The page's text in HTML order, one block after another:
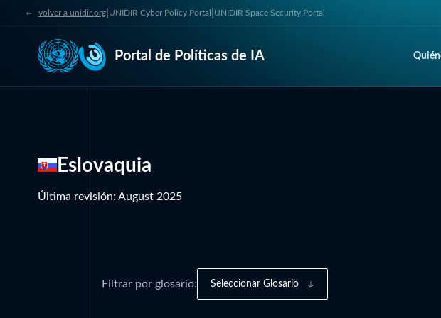
volver a unidir.org| UNIDIR Cyber Policy Portal UNIDIR Space Security Portal
Portal de Políticas de IA
Eslovaquia
Última revisión: August 2025
Filtrar por glosario: Seleccionar Glosario